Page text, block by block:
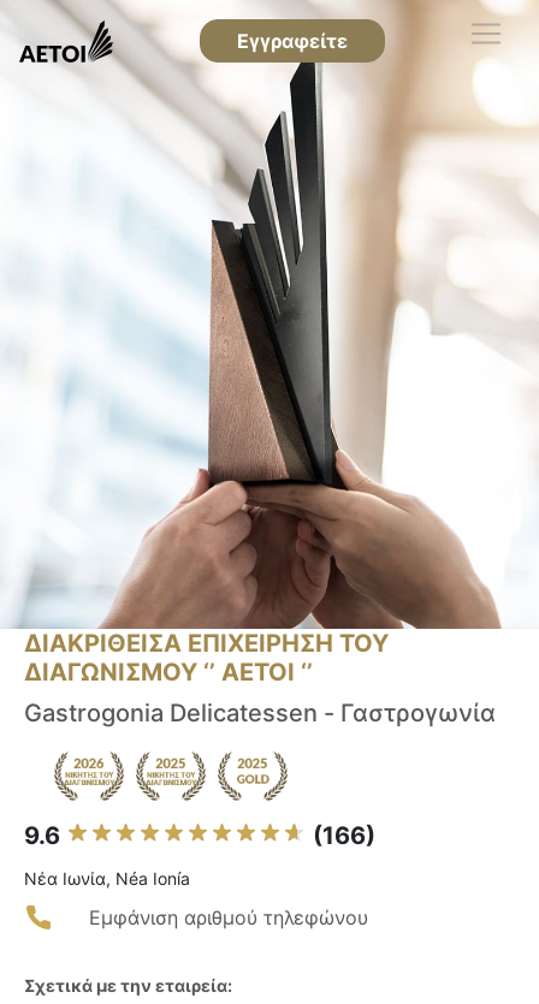
Εγγραφείτε
ΔΙΑΚΡΙΘΕΙΣΑ ΕΠΙΧΕΙΡΗΣΗ ΤΟΥ
ΔΙΑΓΩΝΙΣΜΟΥ ‘’ ΑΕΤΟΙ ‘’
Gastrogonia Delicatessen - Γαστρογωνία
9.6 (166)
Νέα Ιωνία, Néa Ionía
Εμφάνιση αριθμού τηλεφώνου
Σχετικά με την εταιρεία: